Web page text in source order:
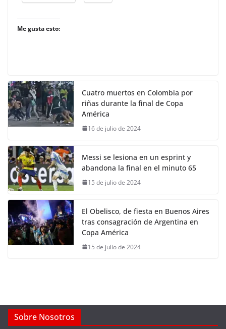
Me gusta esto:
Cuatro muertos en Colombia por
riñas durante la final de Copa
América
16 de julio de 2024
Messi se lesiona en un esprint y
abandona la final en el minuto 65
15 de julio de 2024
El Obelisco, de fiesta en Buenos Aires
tras consagración de Argentina en
Copa América
15 de julio de 2024
Sobre Nosotros